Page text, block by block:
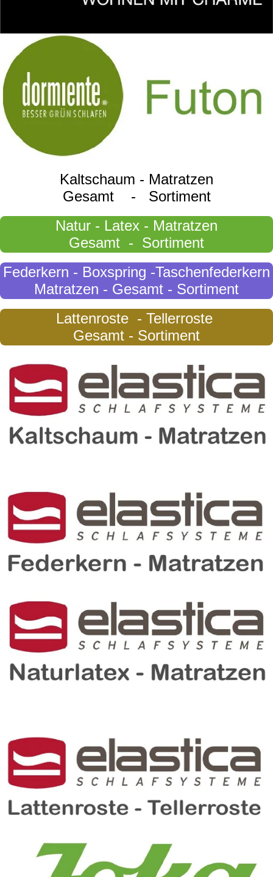
Kaltschaum - Matratzen
Gesamt - Sortiment
Natur - Latex - Matratzen
Gesamt - Sortiment
Federkern - Boxspring -Taschenfederkern
Matratzen - Gesamt - Sortiment
Lattenroste - Tellerroste
Gesamt - Sortiment